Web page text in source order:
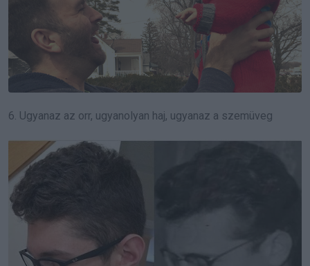
6. Ugyanaz az orr, ugyanolyan haj, ugyanaz a szemüveg